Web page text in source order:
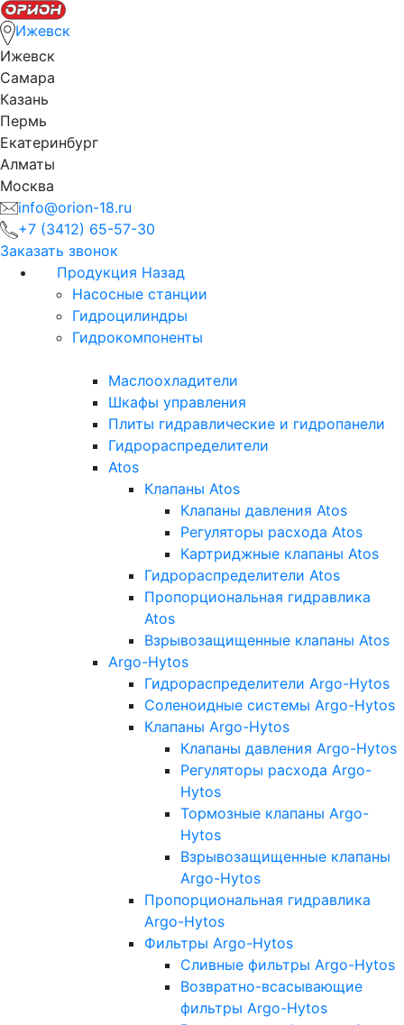
Ижевск
Ижевск
Самара
Казань
Пермь
Екатеринбург
Алматы
Москва
info@orion-18.ru
+7 (3412) 65-57-30
Заказать звонок
Продукция Назад
Насосные станции
Гидроцилиндры
Гидрокомпоненты
Маслоохладители
Шкафы управления
Плиты гидравлические и гидропанели
Гидрораспределители
Atos
Клапаны Atos
Клапаны давления Atos
Регуляторы расхода Atos
Картриджные клапаны Atos
Гидрораспределители Atos
Пропорциональная гидравлика
Atos
Взрывозащищенные клапаны Atos
Argo-Hytos
Гидрораспределители Argo-Hytos
Соленоидные системы Argo-Hytos
Клапаны Argo-Hytos
Клапаны давления Argo-Hytos
Регуляторы расхода Argo-
Hytos
Тормозные клапаны Argo-
Hytos
Взрывозащищенные клапаны
Argo-Hytos
Пропорциональная гидравлика
Argo-Hytos
Фильтры Argo-Hytos
Сливные фильтры Argo-Hytos
Возвратно-всасывающие
фильтры Argo-Hytos